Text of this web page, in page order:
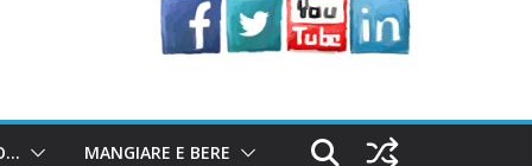
MANGIARE E BERE